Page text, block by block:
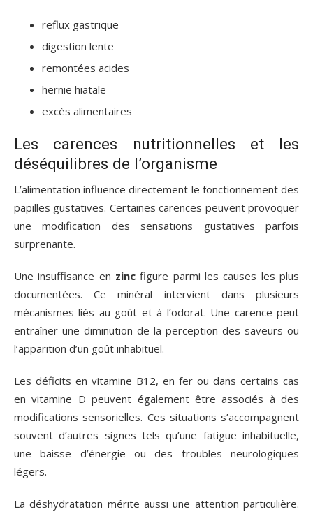
reflux gastrique
digestion lente
remontées acides
hernie hiatale
excès alimentaires
Les carences nutritionnelles et les
déséquilibres de l’organisme
L’alimentation influence directement le fonctionnement des
papilles gustatives. Certaines carences peuvent provoquer
une modification des sensations gustatives parfois
surprenante.
Une insuffisance en zinc figure parmi les causes les plus
documentées. Ce minéral intervient dans plusieurs
mécanismes liés au goût et à l’odorat. Une carence peut
entraîner une diminution de la perception des saveurs ou
l’apparition d’un goût inhabituel.
Les déficits en vitamine B12, en fer ou dans certains cas
en vitamine D peuvent également être associés à des
modifications sensorielles. Ces situations s’accompagnent
souvent d’autres signes tels qu’une fatigue inhabituelle,
une baisse d’énergie ou des troubles neurologiques
légers.
La déshydratation mérite aussi une attention particulière.